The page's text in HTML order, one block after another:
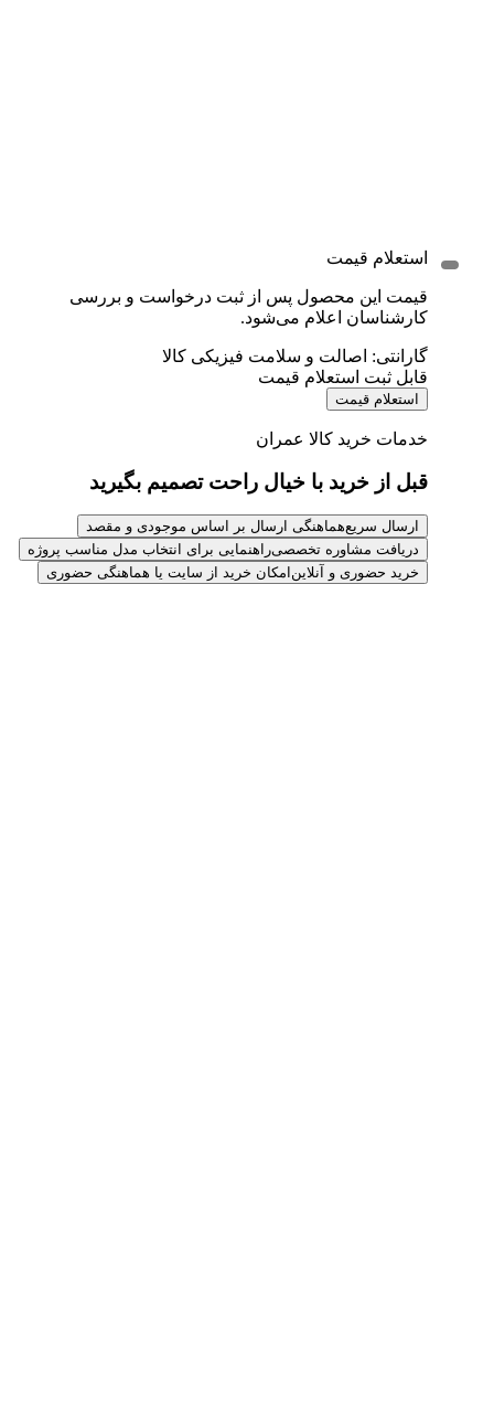
استعلام قیمت
قیمت این محصول پس از ثبت درخواست و بررسی
کارشناسان اعلام می‌شود.
گارانتی: اصالت و سلامت فیزیکی کالا
قابل ثبت استعلام قیمت
استعلام قیمت
خدمات خرید کالا عمران
قبل از خرید با خیال راحت تصمیم بگیرید
ارسال سریعهماهنگی ارسال بر اساس موجودی و مقصد
دریافت مشاوره تخصصیراهنمایی برای انتخاب مدل مناسب پروژه
خرید حضوری و آنلاین امکان خرید از سایت یا هماهنگی حضوری